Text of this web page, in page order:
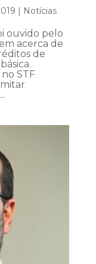
| Notícias
ouvido pelo
acerca de
de
STF